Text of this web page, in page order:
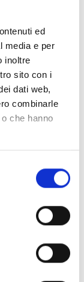
ed
media e per
inoltre
sito con i
dati web,
combinarle
che hanno
com 5
com 5